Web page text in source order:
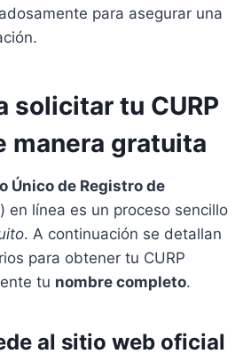
para asegurar una
solicitar tu CURP
manera gratuita
Único de Registro de
) en línea es un proceso sencillo
. A continuación se detallan
para obtener tu CURP
tu nombre completo.
al sitio web oficial